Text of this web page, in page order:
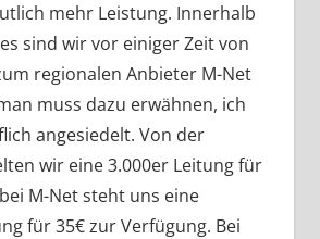
mehr Leistung. Innerhalb
sind wir vor einiger Zeit von
regionalen Anbieter M-Net
muss dazu erwähnen, ich
angesiedelt. Von der
wir eine 3.000er Leitung für
M-Net steht uns eine
für 35€ zur Verfügung. Bei